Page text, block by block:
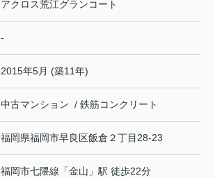
アクロス荒江グランコート
-
2015年5月 (築11年)
中古マンション / 鉄筋コンクリート
福岡県福岡市早良区飯倉 ２丁目28-23
福岡市七隈線 「金山 」駅 徒歩22分